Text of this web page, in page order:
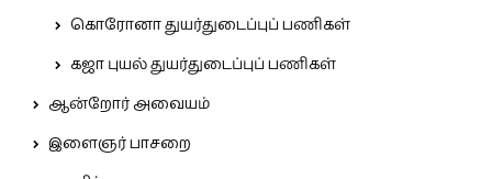
கொரோனா துயர்துடைப்புப் பணிகள்
கஜா புயல் துயர்துடைப்புப் பணிகள்
ஆன்றோர் அவையம்
இளைஞர் பாசறை